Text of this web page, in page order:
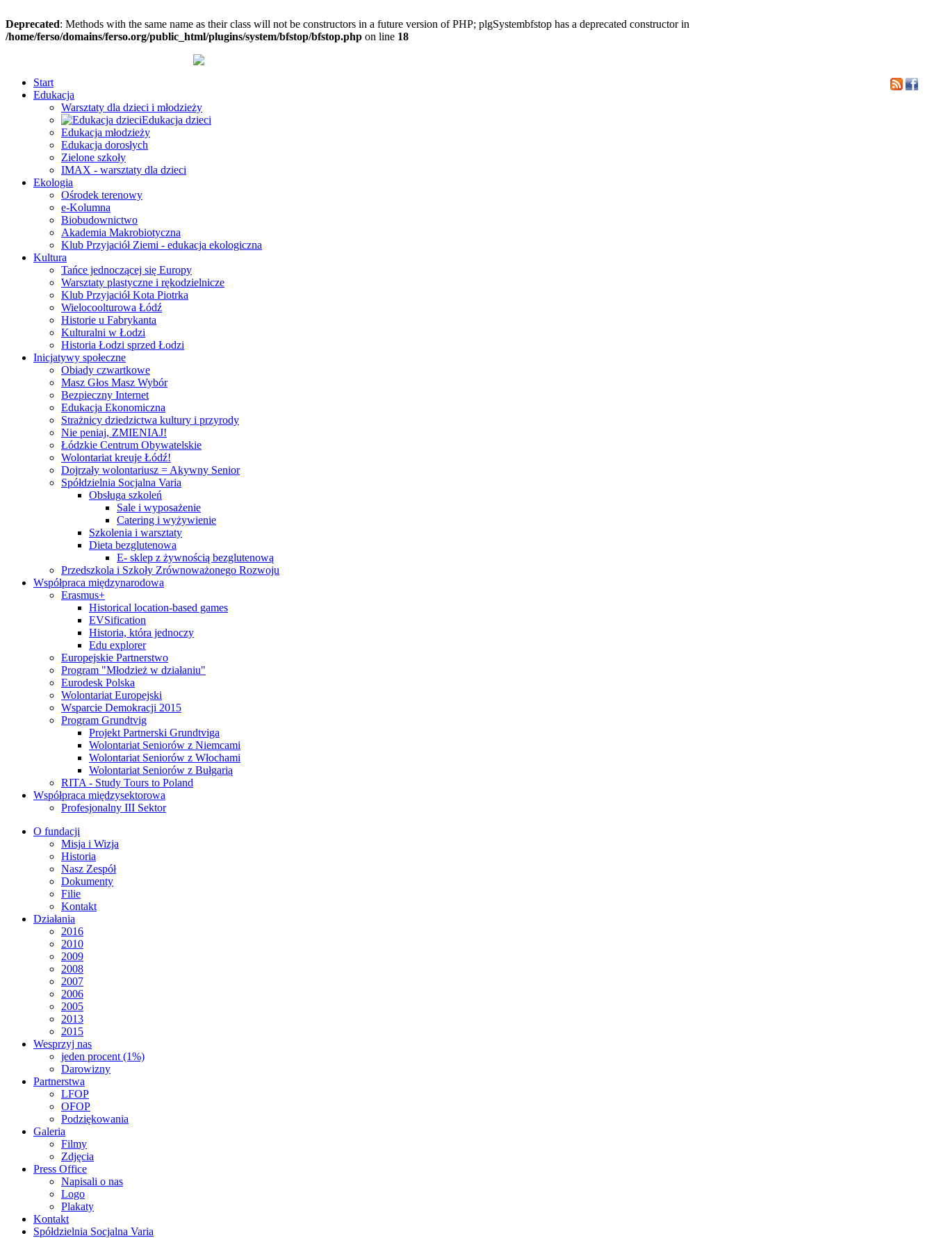
Deprecated: Methods with the same name as their class will not be constructors in a future version of PHP; plgSystembfstop has a deprecated constructor in
/home/ferso/domains/ferso.org/public_html/plugins/system/bfstop/bfstop.php on line 18
Start
Edukacja
Warsztaty dla dzieci i młodzieży
Edukacja dzieci
Edukacja młodzieży
Edukacja dorosłych
Zielone szkoły
IMAX - warsztaty dla dzieci
Ekologia
Ośrodek terenowy
e-Kolumna
Biobudownictwo
Akademia Makrobiotyczna
Klub Przyjaciół Ziemi - edukacja ekologiczna
Kultura
Tańce jednoczącej się Europy
Warsztaty plastyczne i rękodzielnicze
Klub Przyjaciół Kota Piotrka
Wielocoolturowa Łódź
Historie u Fabrykanta
Kulturalni w Łodzi
Historia Łodzi sprzed Łodzi
Inicjatywy społeczne
Obiady czwartkowe
Masz Głos Masz Wybór
Bezpieczny Internet
Edukacja Ekonomiczna
Strażnicy dziedzictwa kultury i przyrody
Nie peniaj, ZMIENIAJ!
Łódzkie Centrum Obywatelskie
Wolontariat kreuje Łódź!
Dojrzały wolontariusz = Akywny Senior
Spółdzielnia Socjalna Varia
Obsługa szkoleń
Sale i wyposażenie
Catering i wyżywienie
Szkolenia i warsztaty
Dieta bezglutenowa
E- sklep z żywnością bezglutenową
Przedszkola i Szkoły Zrównoważonego Rozwoju
Współpraca międzynarodowa
Erasmus+
Historical location-based games
EVSification
Historia, która jednoczy
Edu explorer
Europejskie Partnerstwo
Program "Młodzież w działaniu"
Eurodesk Polska
Wolontariat Europejski
Wsparcie Demokracji 2015
Program Grundtvig
Projekt Partnerski Grundtviga
Wolontariat Seniorów z Niemcami
Wolontariat Seniorów z Włochami
Wolontariat Seniorów z Bułgarią
RITA - Study Tours to Poland
Współpraca międzysektorowa
Profesjonalny III Sektor
O fundacji
Misja i Wizja
Historia
Nasz Zespół
Dokumenty
Filie
Kontakt
Działania
2016
2010
2009
2008
2007
2006
2005
2013
2015
Wesprzyj nas
jeden procent (1%)
Darowizny
Partnerstwa
LFOP
OFOP
Podziękowania
Galeria
Filmy
Zdjęcia
Press Office
Napisali o nas
Logo
Plakaty
Kontakt
Spółdzielnia Socjalna Varia